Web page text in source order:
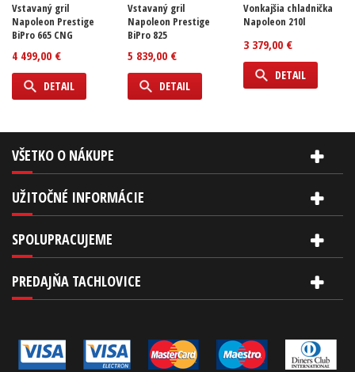
Vstavaný gril
Napoleon Prestige
BiPro 665 CNG
4 499,00 €
DETAIL
Vstavaný gril
Napoleon Prestige
BiPro 825
5 839,00 €
DETAIL
Vonkajšia chladnička
Napoleon 210l
3 379,00 €
DETAIL
VŠETKO O NÁKUPE
UŽITOČNÉ INFORMÁCIE
SPOLUPRACUJEME
PREDAJŇA TACHLOVICE